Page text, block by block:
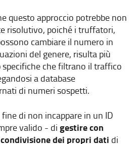
questo approccio potrebbe non
risolutivo, poiché i truffatori,
cambiare il numero in
del genere, risulta più
che filtrano il traffico
a database
di numeri sospetti.
di non incappare in un ID
valido - digestire con
dei propri dati di